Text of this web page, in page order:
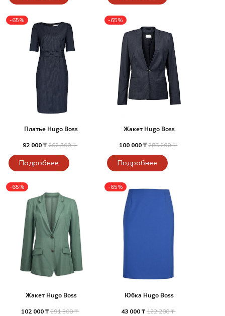
-65%
Платье Hugo Boss
92 000 ₸262 300 ₸
Подробнее
-65%
Жакет Hugo Boss
100 000 ₸285 200 ₸
Подробнее
-65%
Жакет Hugo Boss
102 000 ₸ 291 300 ₸
-65%
Юбка Hugo Boss
43 000 ₸ 122 200 ₸